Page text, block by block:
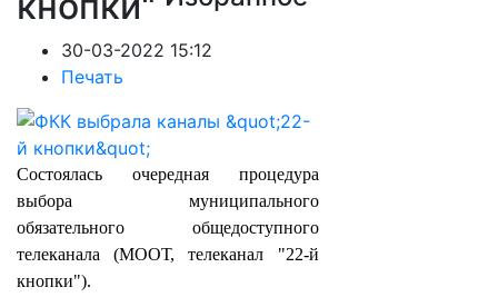
30-03-2022 15:12
Печать
Состоялась очередная процедура
выбора муниципального
обязательного общедоступного
телеканала (МООТ, телеканал "22-й
кнопки").